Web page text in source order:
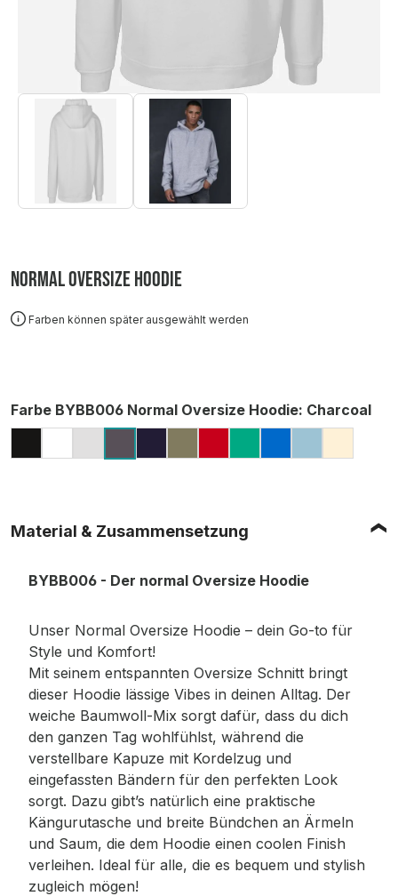
Normal Oversize Hoodie
Farben können später ausgewählt werden
Farbe BYBB006 Normal Oversize Hoodie
auswählen : Charcoal
Material & Zusammensetzung
BYBB006 - Der normal Oversize Hoodie
Unser Normal Oversize Hoodie – dein Go-to für
Style und Komfort!
Mit seinem entspannten Oversize Schnitt bringt
dieser Hoodie lässige Vibes in deinen Alltag. Der
weiche Baumwoll-Mix sorgt dafür, dass du dich
den ganzen Tag wohlfühlst, während die
verstellbare Kapuze mit Kordelzug und
eingefassten Bändern für den perfekten Look
sorgt. Dazu gibt’s natürlich eine praktische
Kängurutasche und breite Bündchen an Ärmeln
und Saum, die dem Hoodie einen coolen Finish
verleihen. Ideal für alle, die es bequem und stylish
zugleich mögen!